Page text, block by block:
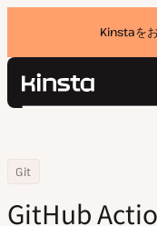
Kinstaを
Kinsta®
お問い合わせ
検
Home
リソースセンター
Git
GitHub Actionsを使って
GitHub